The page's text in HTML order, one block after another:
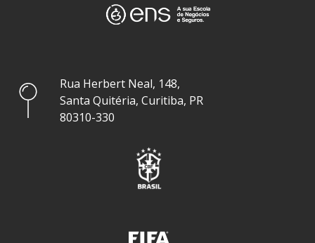
Rua Herbert Neal, 148,
Santa Quitéria, Curitiba, PR
80310-330